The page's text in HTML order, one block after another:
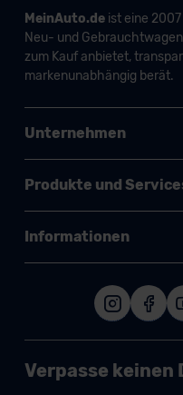
MeinAuto.deist eine 2007
Neu- und
zum Kauf anbietet,
markenunabhängig berät.
Unternehmen
Produkte und
Informationen
Verpasse keinen